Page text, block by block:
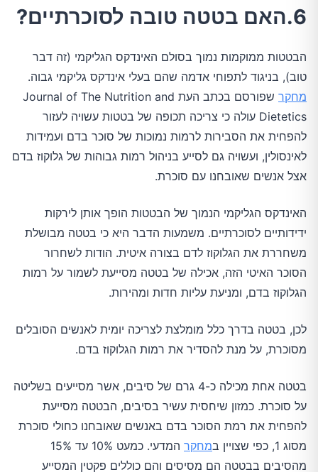
6.האם בטטה טובה לסוכרתיים?
הבטטות ממוקמות נמוך בסולם האינדקס הגליקמי (זה דבר
טוב), בניגוד לתפוחי אדמה שהם בעלי אינדקס גליקמי גבוה.
מחקר
שפורסם בכתב העת Journal of The Nutrition and
Dietetics עולה כי צריכה תכופה של בטטות עשויה לעזור
להפחית את הסבירות לרמות נמוכות של סוכר בדם ועמידות
לאינסולין, ועשויה גם לסייע בניהול רמות גבוהות של גלוקוז בדם
אצל אנשים שאובחנו עם סוכרת.
האינדקס הגליקמי הנמוך של הבטטות הופך אותן לירקות
ידידותיים לסוכרתיים. משמעות הדבר היא כי בטטה מבושלת
משחררת את הגלוקוז לדם בצורה איטית. הודות לשחרור
הסוכר האיטי הזה, אכילה של בטטה מסייעת לשמור על רמות
הגלוקוז בדם, ומניעת עליות חדות ומהירות.
לכן, בטטה בדרך כלל מומלצת לצריכה יומית לאנשים הסובלים
מסוכרת, על מנת להסדיר את רמות הגלוקוז בדם.
בטטה אחת מכילה כ-4 גרם של סיבים, אשר מסייעים בשליטה
על סוכרת. כמזון שיחסית עשיר בסיבים, הבטטה מסייעת
להפחית את רמת הסוכר בדם באנשים שאובחנו כחולי סוכרת
מסוג 1, כפי שצויין ב
מחקר
המדעי. כמעט 10% עד 15%
מהסיבים בבטטה הם מסיסים והם כוללים פקטין המסייע